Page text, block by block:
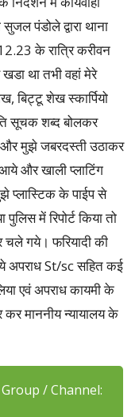
पंडोले द्वारा थाना
के रात्रि करीवन
था तभी वहां मेरे
शेख स्कार्पियो
सूचक शब्द बोलकर
मुझे जबरदस्ती उठाकर
और खाली प्लाटिंग
प्लास्टिक के पाईप से
में रिपोर्ट किया तो
गये। फरियादी की
हुये अपराध St/sc सहित कई
एवं अपराध कायमी के
कर माननीय न्यायालय के
/ Channel: